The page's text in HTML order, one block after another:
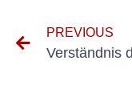
PREVIOUS